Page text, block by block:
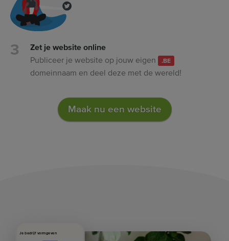
Zet je website online
Publiceer je website op jouw eigen
.BE
domeinnaam en deel deze met de wereld!
Maak nu een website
Je bedrijf vormgeven